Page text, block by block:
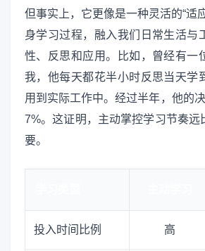
但事实上，它更像是一种灵活的“适
身学习过程，融入我们日常生活与
性、反思和应用。比如，曾经有一
我，他每天都花半小时反思当天学
用到实际工作中。经过半年，他的
7%。这证明，主动掌控学习节奏远
要。
投入时间比例 高